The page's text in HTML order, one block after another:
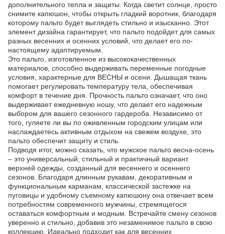
дополнительного тепла и защиты. Когда светит солнце, просто
снимите капюшон, чтобы открыть гладкий воротник, благодаря
которому пальто будет выглядеть стильно и изысканно. Этот
элемент дизайна гарантирует, что пальто подойдет для самых
разных весенних и осенних условий, что делает его по-
настоящему адаптируемым.
Это пальто, изготовленное из высококачественных
материалов, способно выдерживать переменные погодные
условия, характерные для ВЕСНЫ и осени. Дышащая ткань
помогает регулировать температуру тела, обеспечивая
комфорт в течение дня. Прочность пальто означает, что оно
выдерживает ежедневную ношу, что делает его надежным
выбором для вашего сезонного гардероба. Независимо от
того, гуляете ли вы по оживленным городским улицам или
наслаждаетесь активным отдыхом на свежем воздухе, это
пальто обеспечит защиту и стиль.
Подводя итог, можно сказать, что мужское пальто весна-осень
– это универсальный, стильный и практичный вариант
верхней одежды, созданный для весеннего и осеннего
сезонов. Благодаря длинным рукавам, декоративным и
функциональным карманам, классической застежке на
пуговицы и удобному съемному капюшону она отвечает всем
потребностям современного мужчины, стремящегося
оставаться комфортным и модным. Встречайте смену сезонов
уверенно и стильно, добавив это незаменимое пальто в свою
коллекцию. Идеально подходит как для весенних